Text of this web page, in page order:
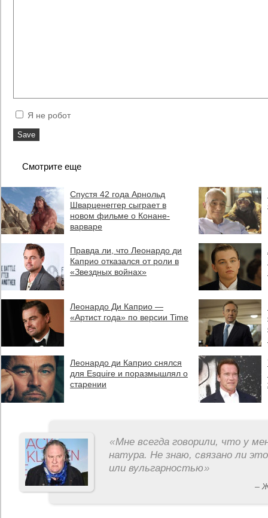
Я не робот
Смотрите еще
Спустя 42 года Арнольд
Шварценеггер сыграет в
новом фильме о Конане-
варваре
Правда ли, что Леонардо ди
Каприо отказался от роли в
«Звездных войнах»
Леонардо Ди Каприо —
«Артист года» по версии Time
Леонардо ди Каприо снялся
для Esquire и поразмышлял о
старении
«Мне всегда говорили, что у
натура. Не знаю, связано ли
или вульгарностью»
–